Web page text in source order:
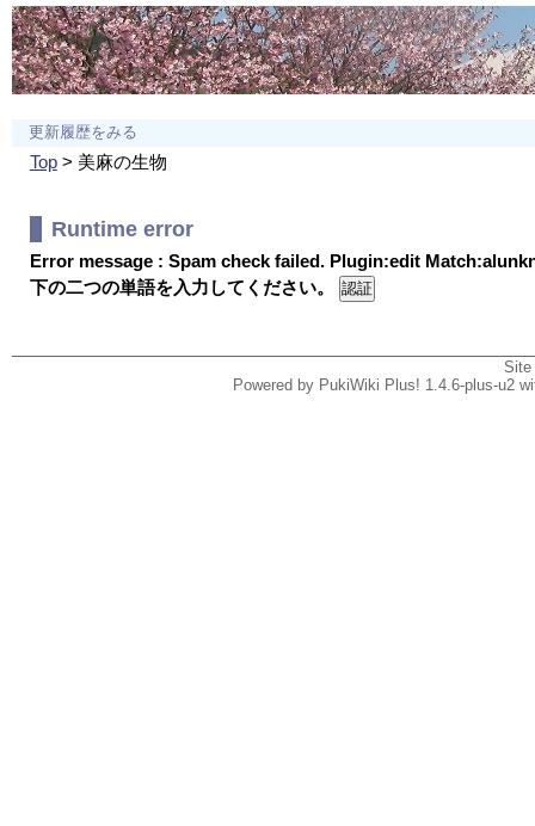
更新履歴をみる
Top> 美麻の生物
Runtime error
Error message : Spam check failed. Plugin:edit
下の二つの単語を入力してください。
Powered by PukiWiki Plus! 1.4.6-plus-u2